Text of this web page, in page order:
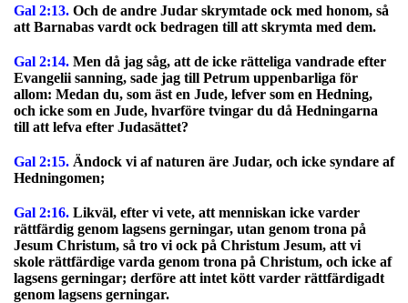
Gal 2:13. Och de andre Judar skrymtade ock med honom, så
att Barnabas vardt ock bedragen till att skrymta med dem.
Gal 2:14. Men då jag såg, att de icke rätteliga vandrade efter
Evangelii sanning, sade jag till Petrum uppenbarliga för
allom: Medan du, som äst en Jude, lefver som en Hedning,
och icke som en Jude, hvarföre tvingar du då Hedningarna
till att lefva efter Judasättet?
Gal 2:15. Ändock vi af naturen äre Judar, och icke syndare af
Hedningomen;
Gal 2:16. Likväl, efter vi vete, att menniskan icke varder
rättfärdig genom lagsens gerningar, utan genom trona på
Jesum Christum, så tro vi ock på Christum Jesum, att vi
skole rättfärdige varda genom trona på Christum, och icke af
lagsens gerningar; derföre att intet kött varder rättfärdigadt
genom lagsens gerningar.